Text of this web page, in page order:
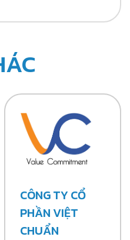
CÔNG TY CỔ
PHẦN VIỆT
CHUẨN